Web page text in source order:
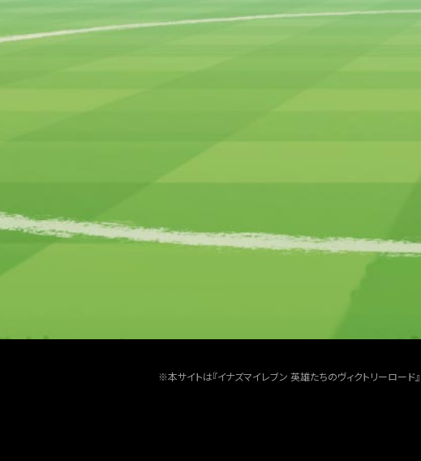
※本サイトは『イナズマイレブン 英雄たちのヴィクトリーロード